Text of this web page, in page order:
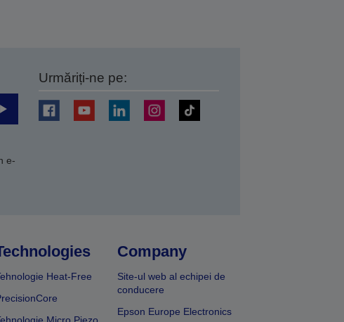
Trimiteți
e-
Urmăriți-ne pe:
Heat-Free
Company
Site-ul web al echipei de
conducere
Epson Europe Electronics